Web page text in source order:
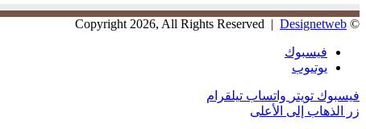
© Copyright 2026, All Rights Reserved |
Designetweb
فيسبوك
يوتيوب
فيسبوك تويتر واتساب تيلقرام
زر الذهاب إلى الأعلى